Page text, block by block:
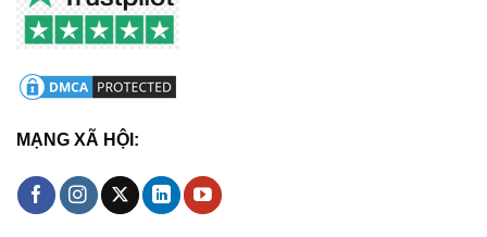
MẠNG XÃ HỘI: